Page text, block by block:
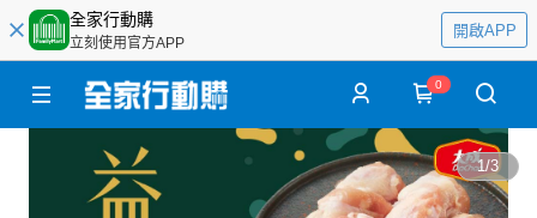
全家行動購
立刻使用官方APP
開啟APP
0
1/3